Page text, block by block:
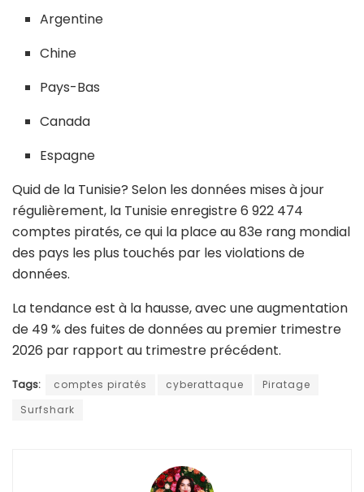
Argentine
Chine
Pays-Bas
Canada
Espagne
Quid de la Tunisie? Selon les données mises à jour
régulièrement, la Tunisie enregistre 6 922 474
comptes piratés, ce qui la place au 83e rang mondial
des pays les plus touchés par les violations de
données.
La tendance est à la hausse, avec une augmentation
de 49 % des fuites de données au premier trimestre
2026 par rapport au trimestre précédent.
Tags: comptes piratés cyberattaque
Piratage
Surfshark